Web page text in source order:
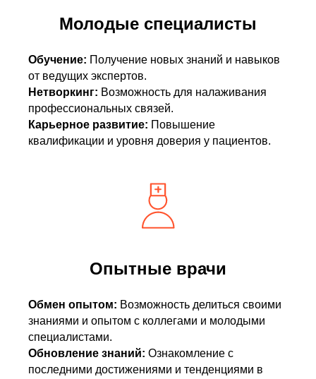
Молодые специалисты
Обучение: Получение новых знаний и навыков
от ведущих экспертов.
Нетворкинг: Возможность для налаживания
профессиональных связей.
Карьерное развитие: Повышение
квалификации и уровня доверия у пациентов.
Опытные врачи
Обмен опытом: Возможность делиться своими
знаниями и опытом с коллегами и молодыми
специалистами.
Обновление знаний: Ознакомление с
последними достижениями и тенденциями в